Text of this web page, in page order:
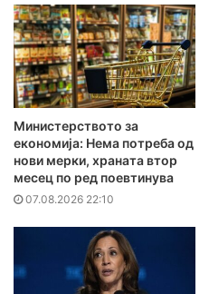
Министерството за
економија: Нема потреба од
нови мерки, храната втор
месец по ред поевтинува
07.08.2026 22:10